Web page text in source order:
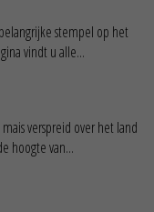
stempel op het
vindt u alle...
verspreid over het land
hoogte van...